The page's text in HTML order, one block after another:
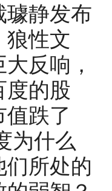
璩静发布
狼性文
反响，
度的股
跌了
为什么
所处的